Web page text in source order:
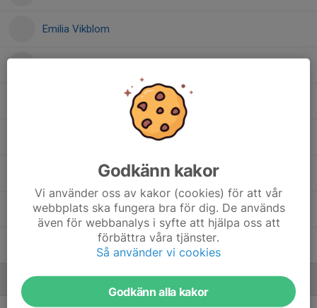
Emilia Vikblom
Luna Lassila
Milina Bengtsson
Moa Backlund
Ledare
Godkänn kakor
Vi använder oss av kakor (cookies) för att vår
webbplats ska fungera bra för dig. De används
även för webbanalys i syfte att hjälpa oss att
förbättra våra tjänster.
Så använder vi cookies
Godkänn alla kakor